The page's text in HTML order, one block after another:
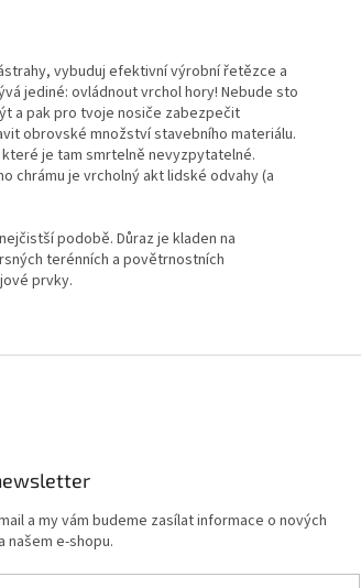
vybuduj efektivní výrobní řetězce a
jediné: ovládnout vrchol hory! Nebude sto
a pak pro tvoje nosiče zabezpečit
obrovské množství stavebního materiálu.
je tam smrtelně nevyzpytatelné.
chrámu je vrcholný akt lidské odvahy (a
podobě. Důraz je kladen na
terénních a povětrnostních
prvky.
a my vám budeme zasílat informace o nových
našem e-shopu.